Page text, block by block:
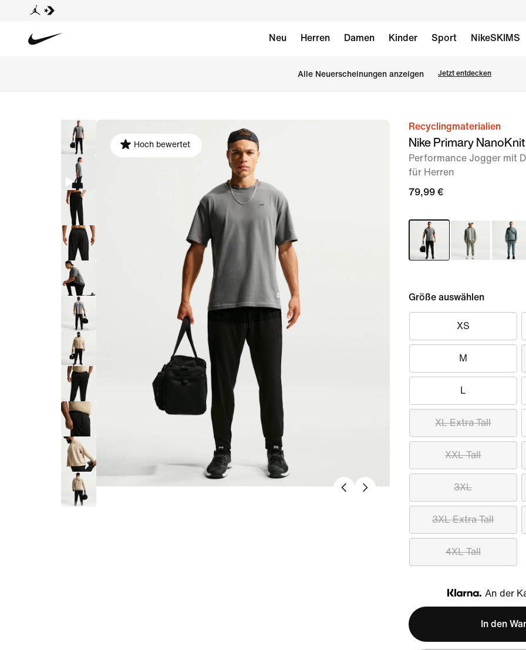
Neu Herren Damen Kinder Sport NikeSKIMS
Alle Neuerscheinungen anzeigen Jetzt entdecken
Bild 1
Hoch bewertet
Recyclingmaterialien
Nike Primary NanoKnit
Performance Jogger mit
für Herren
79,99 €
Größe auswählen
XS
M
L
XL Extra Tall
XXL Tall
3XL
3XL Extra Tall
4XL Tall
Klarna
An der
In den